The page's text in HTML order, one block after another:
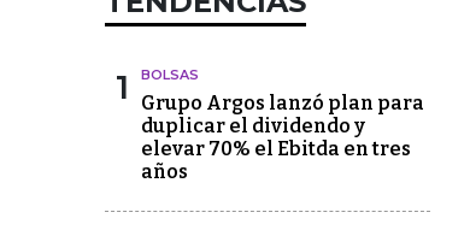
1 BOLSAS
Grupo Argos lanzó plan para
duplicar el dividendo y
elevar 70% el Ebitda en tres
años